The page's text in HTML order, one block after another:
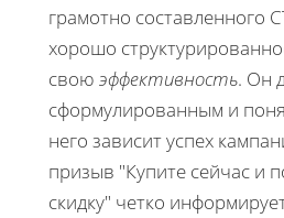
грамотно составленного
хорошо
свою эффективность. Он
сформулированным и
него зависит успех
призыв "Купите сейчас и
скидку" четко